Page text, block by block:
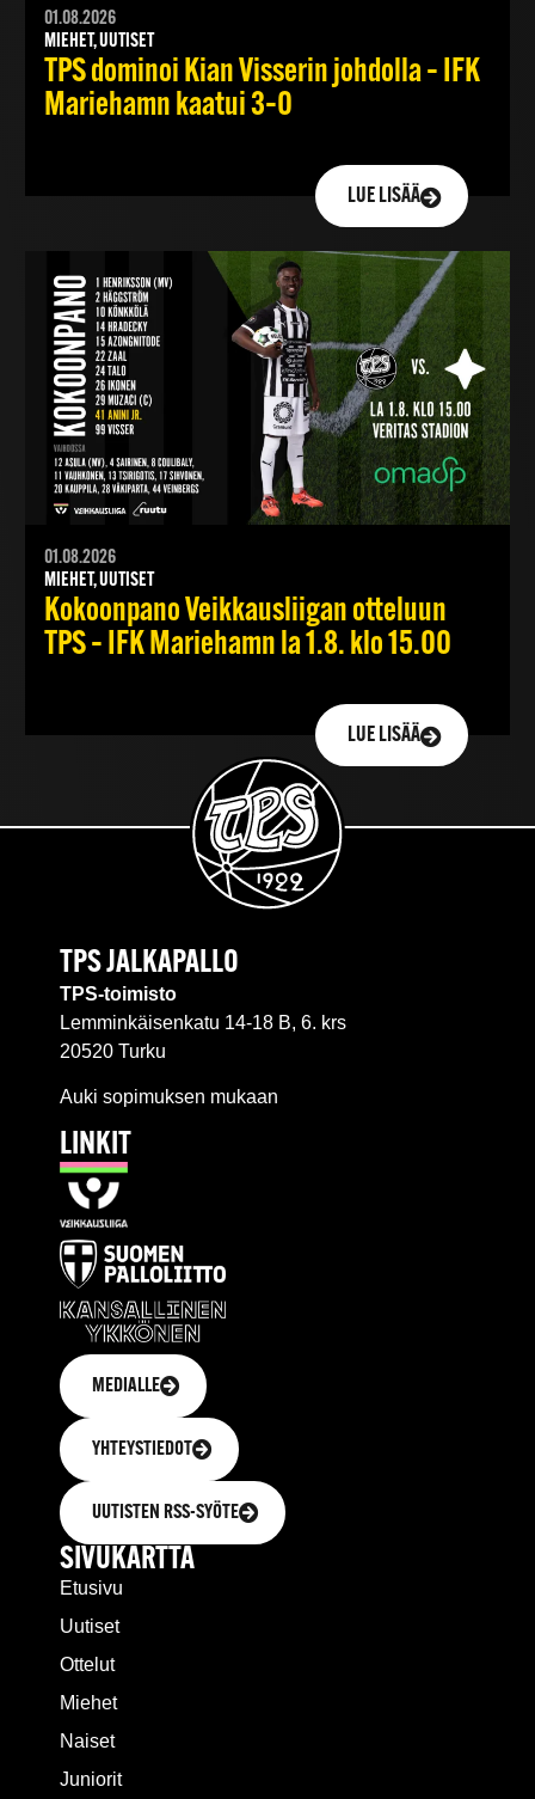
01.08.2026
MIEHET, UUTISET
TPS dominoi Kian Visserin johdolla – IFK
Mariehamn kaatui 3–0
LUE LISÄÄ
01.08.2026
MIEHET, UUTISET
Kokoonpano Veikkausliigan otteluun
TPS – IFK Mariehamn la 1.8. klo 15.00
LUE LISÄÄ
TPS JALKAPALLO
TPS-toimisto
Lemminkäisenkatu 14-18 B, 6. krs
20520 Turku
Auki sopimuksen mukaan
LINKIT
MEDIALLE
YHTEYSTIEDOT
UUTISTEN RSS-SYÖTE
SIVUKARTTA
Etusivu
Uutiset
Ottelut
Miehet
Naiset
Juniorit